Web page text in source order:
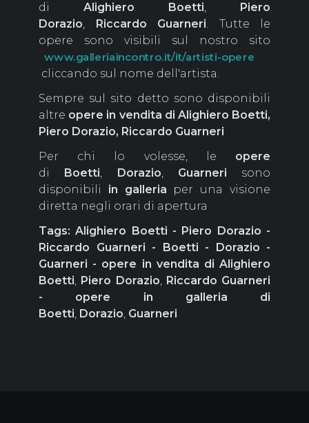
di Alighiero Boetti, Piero
Dorazio, Riccardo Guarneri. Tutte le
opere sono visibili sul nostro sito
www.galleriaincontro.it/it/artisti-opere
cliccando sul nome dell'artista.
Sempre sul sito detto sono disponibili
altre opere in vendita di Alighiero Boetti,
Piero Dorazio, Riccardo Guarneri
Per chi lo volesse, le opere
di Boetti, Dorazio, Guarneri sono
disponibili in galleria per una visione
diretta negli orari di apertura
Tags: Alighiero Boetti - Piero Dorazio -
Riccardo Guarneri - Boetti - Dorazio -
Guarneri - opere in vendita di Alighiero
Boetti, Piero Dorazio, Riccardo Guarneri
- opere in galleria di
Boetti, Dorazio, Guarneri